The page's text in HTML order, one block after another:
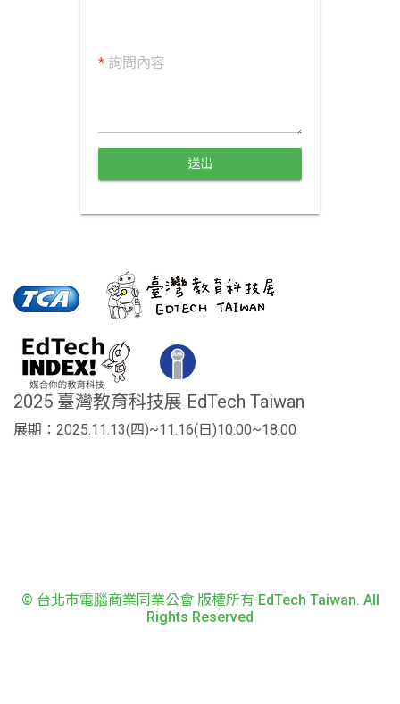
*詢問內容
送出
2025 臺灣教育科技展 EdTech Taiwan
展期：2025.11.13(四)~11.16(日)10:00~18:00
© 台北市電腦商業同業公會 版權所有 EdTech Taiwan. All
Rights Reserved